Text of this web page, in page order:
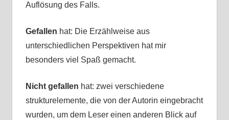
Auflösung des Falls.
Gefallen hat: Die Erzählweise aus
unterschiedlichen Perspektiven hat mir
besonders viel Spaß gemacht.
Nicht gefallen hat: zwei verschiedene
strukturelemente, die von der Autorin eingebracht
wurden, um dem Leser einen anderen Blick auf